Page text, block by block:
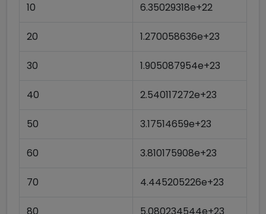
10 6.35029318e+22
20 1.270058636e+23
30 1.905087954e+23
40 2.540117272e+23
50 3.17514659e+23
60 3.810175908e+23
70 4.445205226e+23